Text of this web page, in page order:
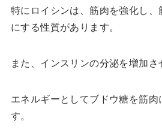
特にロイシンは、筋肉を強化し、
にする性質があります。
また、インスリンの分泌を増加さ
エネルギーとしてブドウ糖を筋肉
す。